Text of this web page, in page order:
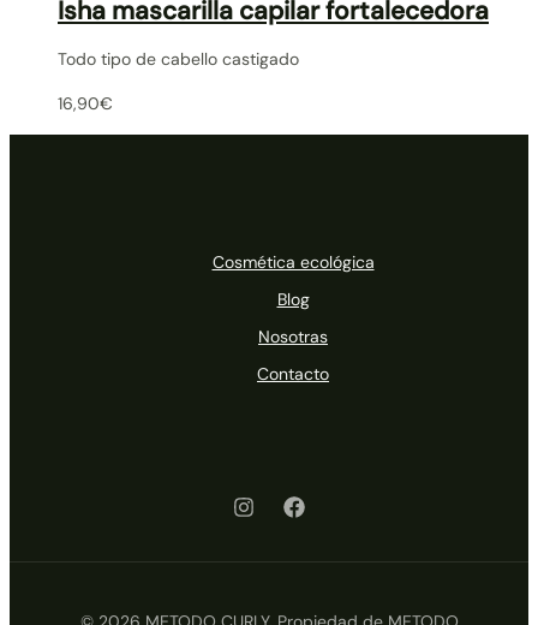
Isha mascarilla capilar fortalecedora
Todo tipo de cabello castigado
16,90€
Cosmética ecológica
Blog
Nosotras
Contacto